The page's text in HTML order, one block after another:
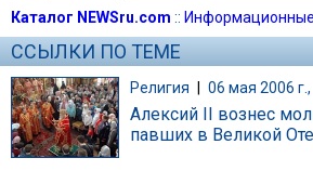
Каталог NEWSru.com :: Информационные
ССЫЛКИ ПО ТЕМЕ
Религия | 06 мая 2006 г.,
Алексий II вознес
павших в Великой